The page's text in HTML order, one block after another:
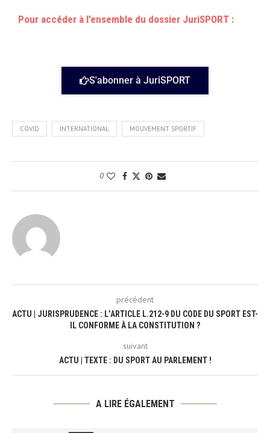
Pour accéder à l’ensemble du dossier JuriSPORT :
S'abonner à JuriSPORT
COVID INTERNATIONAL MOUVEMENT SPORTIF
0
précédent
ACTU | JURISPRUDENCE : L’ARTICLE L.212-9 DU CODE DU SPORT EST-
IL CONFORME À LA CONSTITUTION ?
suivant
ACTU | TEXTE : DU SPORT AU PARLEMENT !
A LIRE ÉGALEMENT